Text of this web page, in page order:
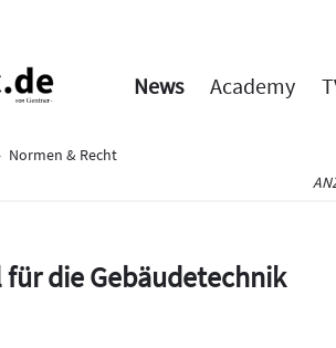
News Academy
Normen & Recht
für die Gebäudetechnik